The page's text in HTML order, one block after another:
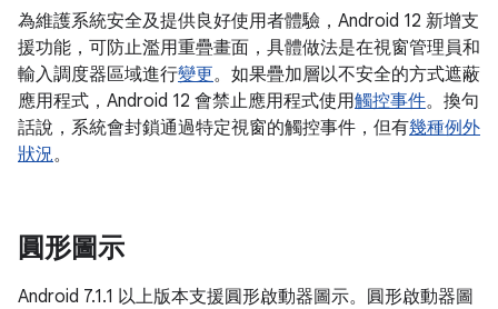
為維護系統安全及提供良好使用者體驗，Android 12 新增支
援功能，可防止濫用重疊畫面，具體做法是在視窗管理員和
輸入調度器區域進行變更。如果疊加層以不安全的方式遮蔽
應用程式，Android 12 會禁止應用程式使用觸控事件。換句
話說，系統會封鎖通過特定視窗的觸控事件，但有幾種例外
狀況。
圓形圖示
Android 7.1.1 以上版本支援圓形啟動器圖示。圓形啟動器圖